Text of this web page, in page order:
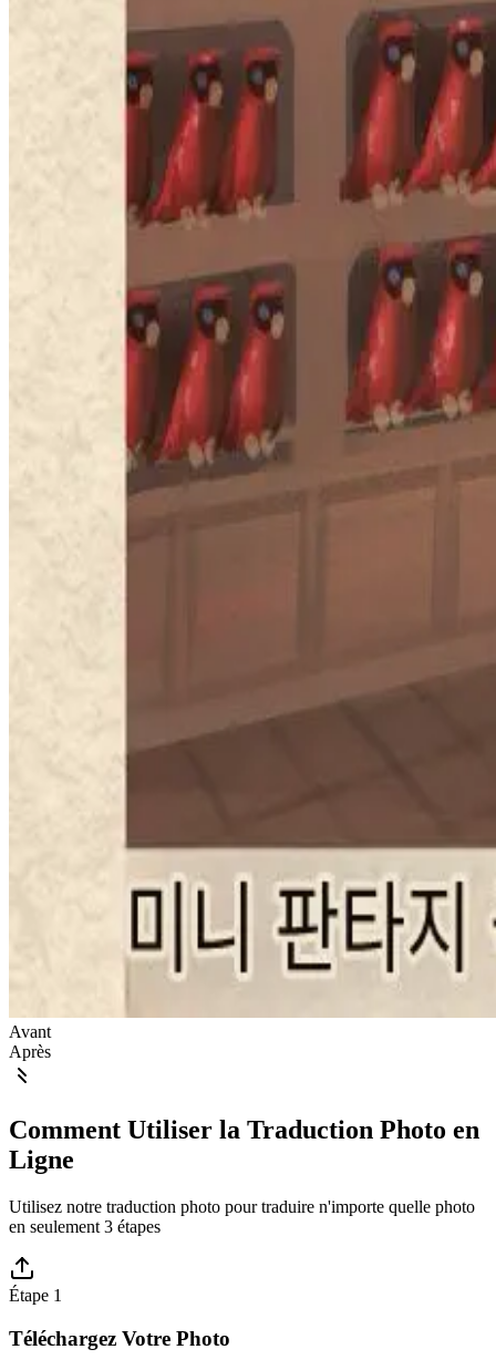
Avant
Après
Comment Utiliser la Traduction Photo en
Ligne
Utilisez notre traduction photo pour traduire n'importe quelle photo
en seulement 3 étapes
Étape 1
Téléchargez Votre Photo